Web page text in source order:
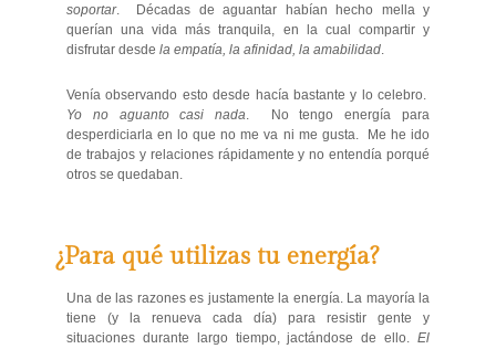
soportar. Décadas de aguantar habían hecho mella y
querían una vida más tranquila, en la cual compartir y
disfrutar desde la empatía, la afinidad, la amabilidad.
Venía observando esto desde hacía bastante y lo celebro.
Yo no aguanto casi nada . No tengo energía para
desperdiciarla en lo que no me va ni me gusta. Me he ido
de trabajos y relaciones rápidamente y no entendía porqué
otros se quedaban.
¿Para qué utilizas tu energía?
Una de las razones es justamente la energía. La mayoría la
tiene (y la renueva cada día) para resistir gente y
situaciones durante largo tiempo, jactándose de ello. El